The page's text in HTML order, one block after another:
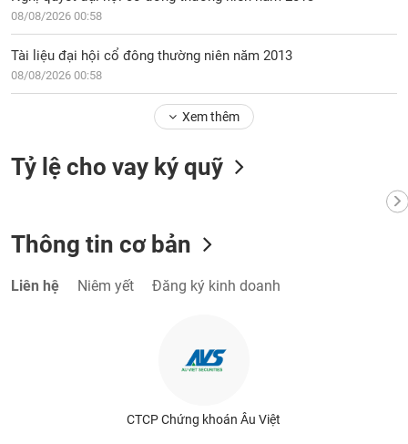
08/08/2026 00:58
Tài liệu đại hội cổ đông thường niên năm 2013
08/08/2026 00:58
Xem thêm
Tỷ lệ cho vay ký quỹ
Thông tin cơ bản
Liên hệ Niêm yết Đăng ký kinh doanh
CTCP Chứng khoán Âu Việt